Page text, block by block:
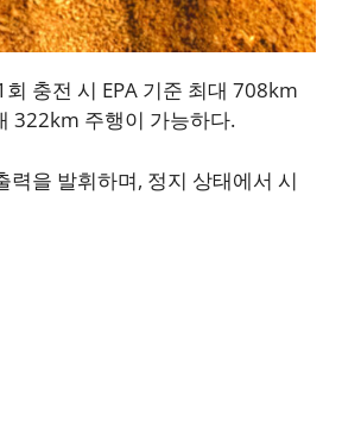
충전 시 EPA 기준 최대 708km
322km 주행이 가능하다.
을 발휘하며, 정지 상태에서 시